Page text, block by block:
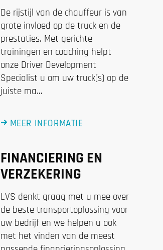
De rijstijl van de chauffeur is van
grote invloed op de truck en de
prestaties. Met gerichte
trainingen en coaching helpt
onze Driver Development
Specialist u om uw truck(s) op de
juiste ma…
MEER INFORMATIE
FINANCIERING EN
VERZEKERING
LVS denkt graag met u mee over
de beste transportoplossing voor
uw bedrijf en we helpen u ook
met het vinden van de meest